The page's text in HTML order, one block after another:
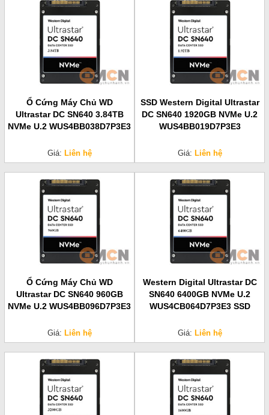
Ổ Cứng Máy Chủ WD
Ultrastar DC SN640 3.84TB
NVMe U.2 WUS4BB038D7P3E3
Giá: Liên hệ
SSD Western Digital Ultrastar
DC SN640 1920GB NVMe U.2
WUS4BB019D7P3E3
Giá: Liên hệ
Ổ Cứng Máy Chủ WD
Ultrastar DC SN640 960GB
NVMe U.2 WUS4BB096D7P3E3
Giá: Liên hệ
Western Digital Ultrastar DC
SN640 6400GB NVMe U.2
WUS4CB064D7P3E3 SSD
Giá: Liên hệ